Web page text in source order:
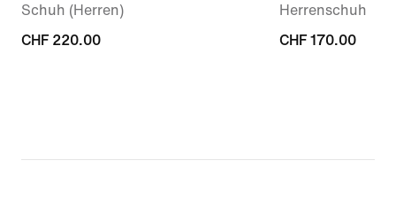
Schuh (Herren)
CHF 220.00
CHF 220.00
Herrenschuh
CHF 170.00
CHF 170.00